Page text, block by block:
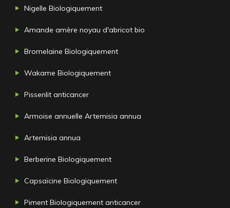
Nigelle Biologiquement
Amande amère noyau d'abricot bio
Bromelaine Biologiquement
Wakame Biologiquement
Pissenlit anticancer
Armoise annuelle Artemisia annua
Artemisia annua
Berberine Biologiquement
Capsaïcine Biologiquement
Piment Biologiquement anticancer